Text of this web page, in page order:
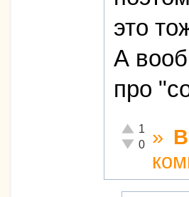
это
А
про
Отлично!
1
Неадекватно!
0 »